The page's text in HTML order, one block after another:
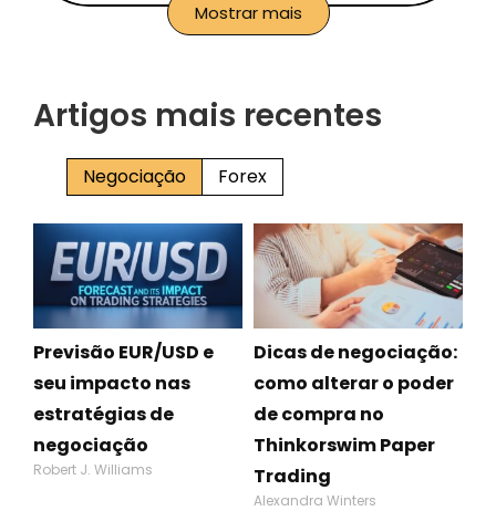
Mostrar mais
Artigos mais recentes
Negociação Forex
Previsão EUR/USD e
seu impacto nas
estratégias de
negociação
Robert J. Williams
Dicas de negociação:
como alterar o poder
de compra no
Thinkorswim Paper
Trading
Alexandra Winters